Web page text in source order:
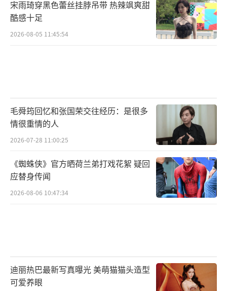
宋雨琦穿黑色蕾丝挂脖吊带 热辣飒爽甜
酷感十足
2026-08-05 11:45:54
毛舜筠回忆和张国荣交往经历：是很多
情很重情的人
2026-07-28 11:00:25
《蜘蛛侠》官方晒荷兰弟打戏花絮 疑回
应替身传闻
2026-08-06 10:47:34
迪丽热巴最新写真曝光 美萌猫猫头造型
可爱养眼